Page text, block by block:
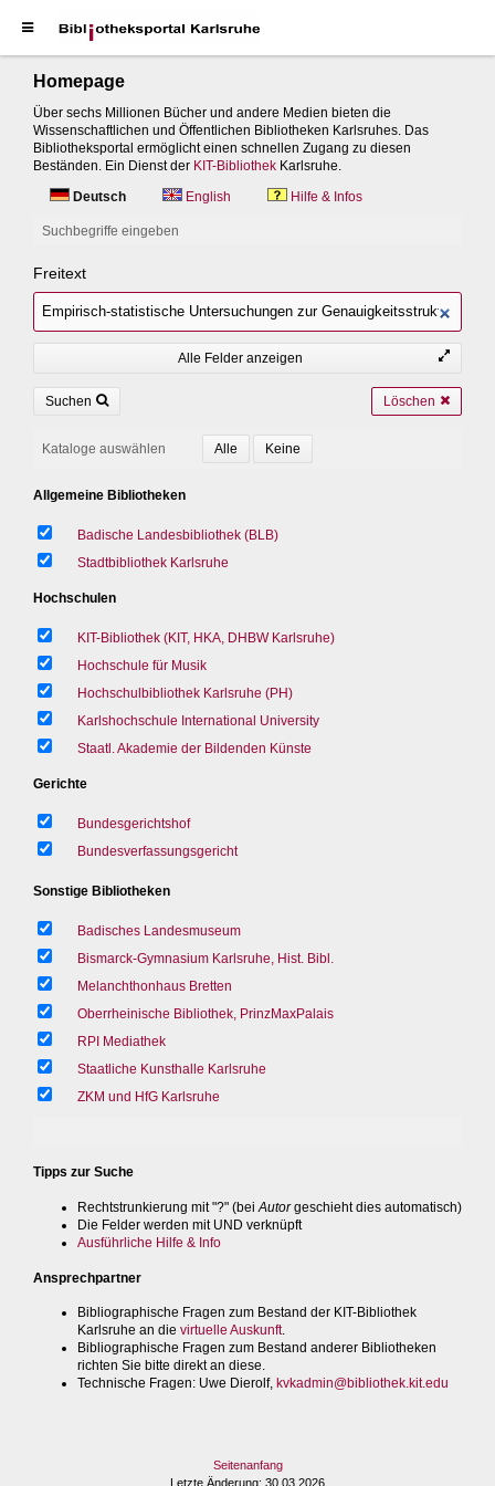
Homepage
Über sechs Millionen Bücher und andere Medien bieten die
Wissenschaftlichen und Öffentlichen Bibliotheken Karlsruhes. Das
Bibliotheksportal ermöglicht einen schnellen Zugang zu diesen
Beständen. Ein Dienst der KIT-Bibliothek Karlsruhe.
Deutsch
English Hilfe & Infos
Suchbegriffe eingeben
Freitext
Alle Felder anzeigen
Suchen Löschen
Kataloge auswählen
Allgemeine Bibliotheken
Badische Landesbibliothek (BLB)
Stadtbibliothek Karlsruhe
Hochschulen
KIT-Bibliothek (KIT, HKA, DHBW Karlsruhe)
Hochschule für Musik
Hochschulbibliothek Karlsruhe (PH)
Karlshochschule International University
Staatl. Akademie der Bildenden Künste
Gerichte
Bundesgerichtshof
Bundesverfassungsgericht
Sonstige Bibliotheken
Badisches Landesmuseum
Bismarck-Gymnasium Karlsruhe, Hist. Bibl.
Melanchthonhaus Bretten
Oberrheinische Bibliothek, PrinzMaxPalais
RPI Mediathek
Staatliche Kunsthalle Karlsruhe
ZKM und HfG Karlsruhe
Tipps zur Suche
Rechtstrunkierung mit "?" (bei Autorgeschieht dies automatisch)
Die Felder werden mit UND verknüpft
Ausführliche Hilfe & Info
Ansprechpartner
Bibliographische Fragen zum Bestand der KIT-Bibliothek
Karlsruhe an die virtuelle Auskunft.
Bibliographische Fragen zum Bestand anderer Bibliotheken
richten Sie bitte direkt an diese.
Technische Fragen: Uwe Dierolf, kvkadmin@bibliothek.kit.edu
Seitenanfang
Letzte Änderung: 30.03.2026